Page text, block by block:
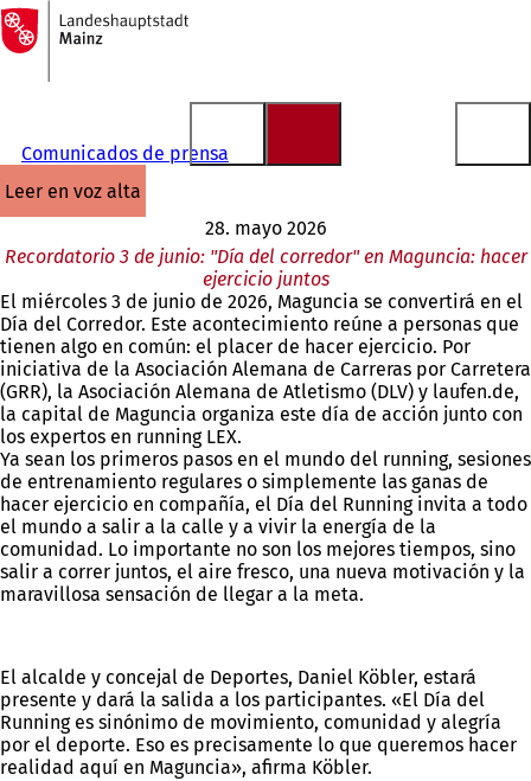
Saltar al contenido
A
la
página
Comunicados de prensa
leer en voz alta
28. mayo 2026
Recordatorio 3 de junio: "Día del corredor" en Maguncia: hacer
ejercicio juntos
El miércoles 3 de junio de 2026, Maguncia se convertirá en el
Día del Corredor. Este acontecimiento reúne a personas que
tienen algo en común: el placer de hacer ejercicio. Por
iniciativa de la Asociación Alemana de Carreras por Carretera
(GRR), la Asociación Alemana de Atletismo (DLV) y laufen.de,
la capital de Maguncia organiza este día de acción junto con
los expertos en running LEX.
Ya sean los primeros pasos en el mundo del running, sesiones
de entrenamiento regulares o simplemente las ganas de
hacer ejercicio en compañía, el Día del Running invita a todo
el mundo a salir a la calle y a vivir la energía de la
comunidad. Lo importante no son los mejores tiempos, sino
salir a correr juntos, el aire fresco, una nueva motivación y la
maravillosa sensación de llegar a la meta.
El alcalde y concejal de Deportes, Daniel Köbler, estará
presente y dará la salida a los participantes. «El Día del
Running es sinónimo de movimiento, comunidad y alegría
por el deporte. Eso es precisamente lo que queremos hacer
realidad aquí en Maguncia», afirma Köbler.